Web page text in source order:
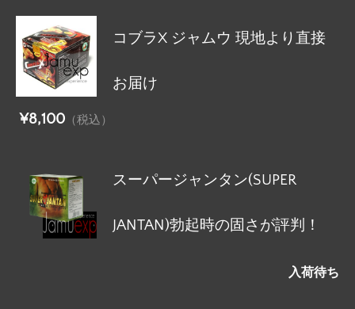
コブラX ジャムウ 現地より直接
お届け
¥8,100 （税込）
スーパージャンタン(SUPER
JANTAN)勃起時の固さが評判！
入荷待ち